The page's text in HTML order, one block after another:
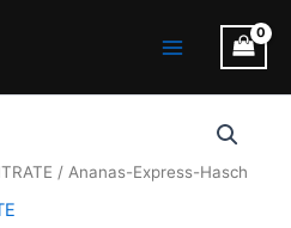
Menu
/ Ananas-Express-Hasch